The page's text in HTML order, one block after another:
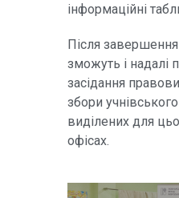
інформаційні
Після завершення
зможуть і надалі
засідання
збори
виділених для
офісах.